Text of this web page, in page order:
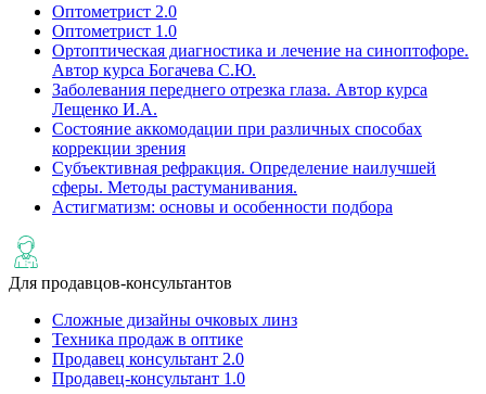
Оптометрист 2.0
Оптометрист 1.0
Ортоптическая диагностика и лечение на cиноптофоре.
Автор курса Богачева С.Ю.
Заболевания переднего отрезка глаза. Автор курса
Лещенко И.А.
Состояние аккомодации при различных способах
коррекции зрения
Субъективная рефракция. Определение наилучшей
сферы. Методы растуманивания.
Астигматизм: основы и особенности подбора
Для продавцов-консультантов
Сложные дизайны очковых линз
Техника продаж в оптике
Продавец консультант 2.0
Продавец-консультант 1.0